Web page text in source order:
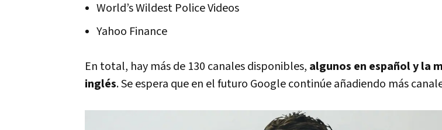
World’s Wildest Police Videos
Yahoo Finance
En total, hay más de 130 canales disponibles, algunos en español y la
inglés. Se espera que en el futuro Google continúe añadiendo más